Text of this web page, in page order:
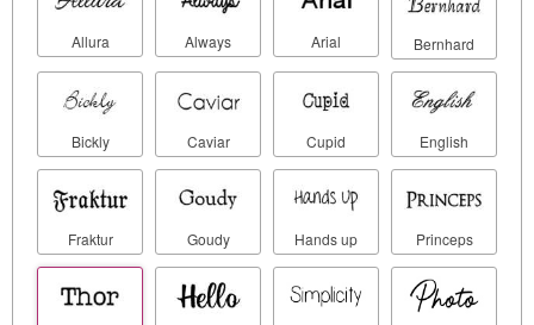
Allura Always Arial Bernhard
Bickly Caviar Cupid English
Fraktur Goudy Hands up Princeps